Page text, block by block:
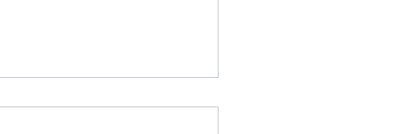
sonucu diş minesinin zarar